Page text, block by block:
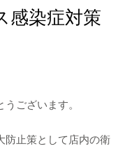
感染症対策
ございます。
防止策として店内の衛